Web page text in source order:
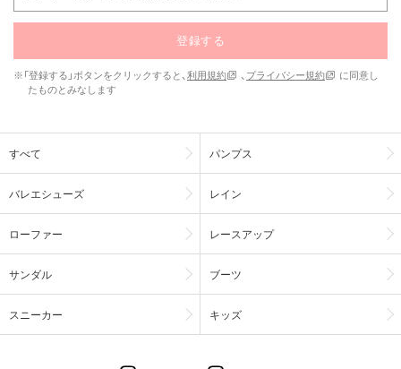
登録する
※「登録する」ボタンをクリックすると、利用規約 、 プライバシー規約
に同意し
たものとみなします
すべて パンプス
バレエシューズ レイン
ローファー レースアップ
サンダル ブーツ
スニーカー キッズ